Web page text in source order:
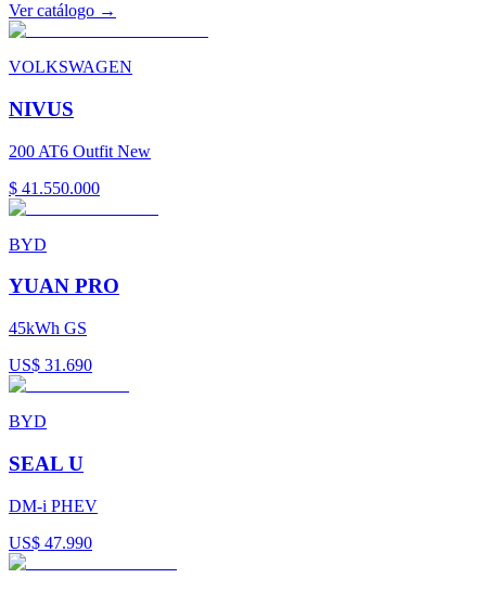
Ver catálogo →
VOLKSWAGEN
NIVUS
200 AT6 Outfit New
$ 41.550.000
BYD
YUAN PRO
45kWh GS
US$ 31.690
BYD
SEAL U
DM-i PHEV
US$ 47.990